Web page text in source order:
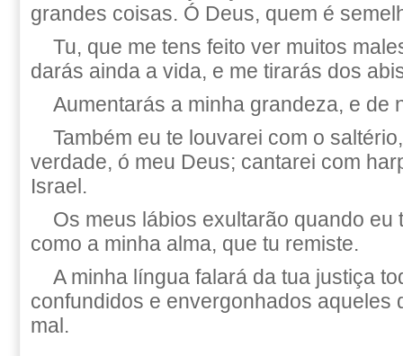
grandes coisas. Ó Deus, quem é
Tu, que me tens feito ver muitos
darás ainda a vida, e me tirarás dos
Aumentarás a minha grandeza, e de
Também eu te louvarei com o
verdade, ó meu Deus; cantarei com
Israel.
Os meus lábios exultarão quando eu
como a minha alma, que tu remiste.
A minha língua falará da tua justiça
confundidos e envergonhados aqueles
mal.